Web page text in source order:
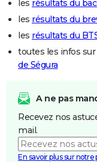
les résultats du bac
les résultats du
les résultats du
toutes les infos sur
de Ségura
A ne pas
Recevez nos
mail.
En savoir plus sur